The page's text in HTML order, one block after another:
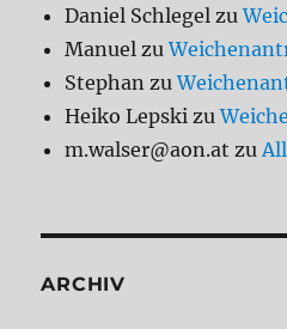
Daniel Schlegel zu
Manuel zu
Stephan zu
Heiko Lepski zu
m.walser@aon.at zu
ARCHIV